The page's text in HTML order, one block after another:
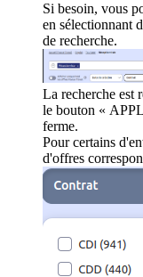
Si besoin, vous
en sélectionnant
de recherche.
La recherche est
le bouton «
ferme.
Pour certains
d'offres